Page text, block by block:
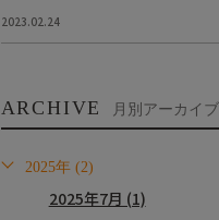
2023.02.24
ARCHIVE 月別アーカイブ
2025年 (2)
2025年7月 (1)